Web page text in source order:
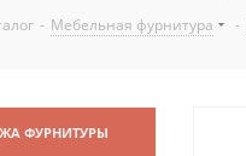
- Мебельная фурнитура -
ФУРНИТУРЫ